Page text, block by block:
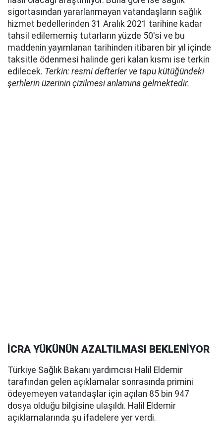
sigortasından yararlanmayan vatandaşların sağlık
hizmet bedellerinden 31 Aralık 2021 tarihine kadar
tahsil edilememiş tutarların yüzde 50'si ve bu
maddenin yayımlanan tarihinden itibaren bir yıl içinde
taksitle ödenmesi halinde geri kalan kısmı ise terkin
edilecek. Terkin: resmi defterler ve tapu kütüğündeki
şerhlerin üzerinin çizilmesi anlamına gelmektedir.
İCRA YÜKÜNÜN AZALTILMASI BEKLENİYOR
Türkiye Sağlık Bakanı yardımcısı Halil Eldemir
tarafından gelen açıklamalar sonrasında primini
ödeyemeyen vatandaşlar için açılan 85 bin 947
dosya olduğu bilgisine ulaşıldı. Halil Eldemir
açıklamalarında şu ifadelere yer verdi.